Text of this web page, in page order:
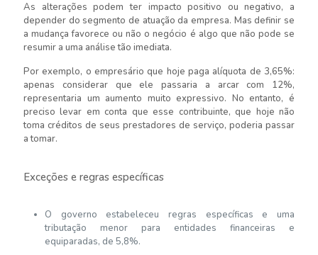
As alterações podem ter impacto positivo ou negativo, a
depender do segmento de atuação da empresa. Mas definir se
a mudança favorece ou não o negócio é algo que não pode se
resumir a uma análise tão imediata.
Por exemplo, o empresário que hoje paga alíquota de 3,65%:
apenas considerar que ele passaria a arcar com 12%,
representaria um aumento muito expressivo. No entanto, é
preciso levar em conta que esse contribuinte, que hoje não
toma créditos de seus prestadores de serviço, poderia passar
a tomar.
Exceções e regras específicas
O governo estabeleceu regras específicas e uma
tributação menor para entidades financeiras e
equiparadas, de 5,8%.